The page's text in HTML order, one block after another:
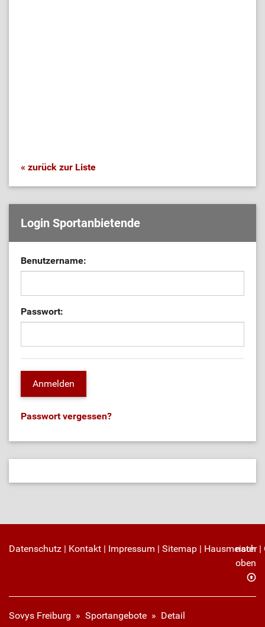
« zurück zur Liste
Login Sportanbietende
Benutzername:
Passwort:
Passwort vergessen?
Datenschutz | Kontakt | Impressum | Sitemap | Hausmeister|
nach
oben
Sovys Freiburg » Sportangebote » Detail